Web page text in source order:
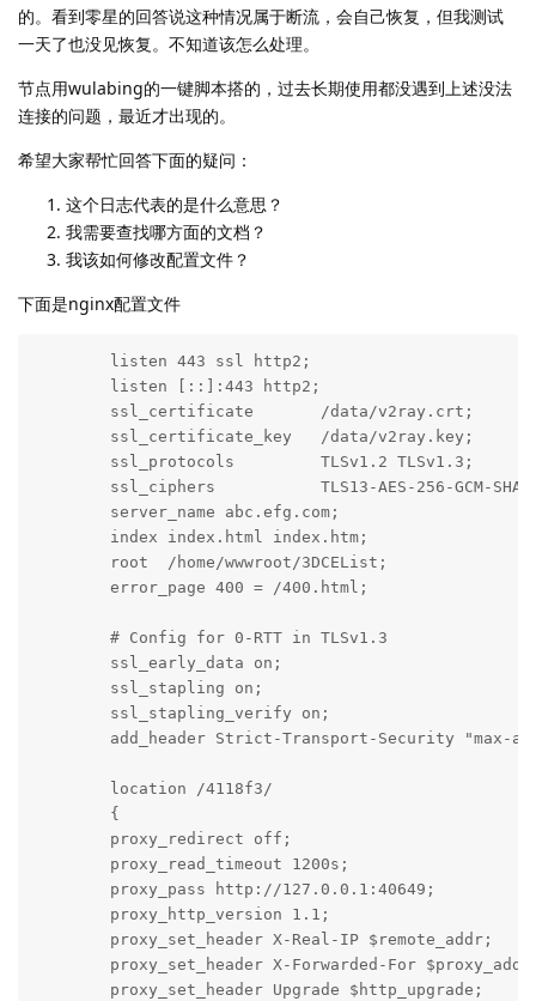
的。看到零星的回答说这种情况属于断流，会自己恢复，但我测试
一天了也没见恢复。不知道该怎么处理。
节点用wulabing的一键脚本搭的，过去长期使用都没遇到上述没法
连接的问题，最近才出现的。
希望大家帮忙回答下面的疑问：
这个日志代表的是什么意思？
我需要查找哪方面的文档？
我该如何修改配置文件？
下面是nginx配置文件
        listen 443 ssl http2;
        listen [::]:443 http2;
        ssl_certificate       /data/v2ray.crt;
        ssl_certificate_key   /data/v2ray.key;
        ssl_protocols         TLSv1.2 TLSv1.3;
ssl_ciphers           TLS13-AES-256-GCM-
        server_name abc.efg.com;
        index index.html index.htm;
        root  /home/wwwroot/3DCEList;
        error_page 400 = /400.html;
        # Config for 0-RTT in TLSv1.3
        ssl_early_data on;
        ssl_stapling on;
        ssl_stapling_verify on;
add_header Strict-Transport-Security "max-
        location /4118f3/
        {
        proxy_redirect off;
        proxy_read_timeout 1200s;
        proxy_pass http://127.0.0.1:40649;
        proxy_http_version 1.1;
        proxy_set_header X-Real-IP $remote_addr;
proxy_set_header X-Forwarded-For
        proxy_set_header Upgrade $http_upgrade;